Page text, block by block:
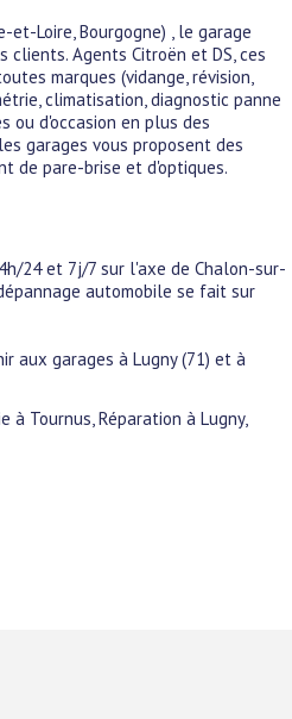
et-Loire, Bourgogne) , le garage
Agents Citroën et DS, ces
marques (vidange, révision,
climatisation, diagnostic panne
ou d'occasion en plus des
garages vous proposent des
de pare-brise et d'optiques.
24 et 7j/7 sur l'axe de Chalon-sur-
automobile se fait sur
aux garages à Lugny (71) et à
à Tournus, Réparation à Lugny,